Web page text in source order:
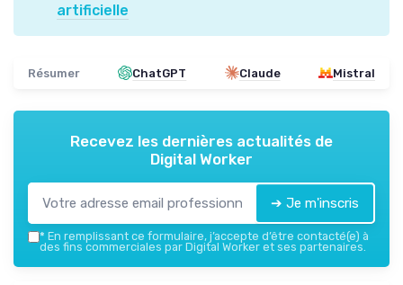
artificielle
Résumer ChatGPT Claude Mistral
Recevez les dernières actualités de
Digital Worker
➔ Je m'inscris
* En remplissant ce formulaire, j’accepte d’être contacté(e) à
des fins commerciales par Digital Worker et ses partenaires.